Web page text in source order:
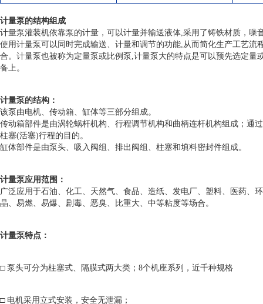
计量泵的结构组成
计量泵灌装机依靠泵的计量，可以计量并输送液体,采用了铸铁材质，
使用计量泵可以同时完成输送、计量和调节的功能,从而简化生产工艺
合。计量泵也被称为定量泵或比例泵,计量泵大的特点是可以预先选定
备上。
计量泵的结构：
该泵由电机、传动箱、缸体等三部分组成。
传动箱部件是由涡轮蜗杆机构、行程调节机构和曲柄连杆机构组成；通
柱塞(活塞)行程的目的。
缸体部件是由泵头、吸入阀组、排出阀组、柱塞和填料密封件组成。
计量泵应用范围：
广泛应用于石油、化工、天然气、食品、造纸、发电厂、塑料、医药、
晶、易燃、易爆、剧毒、恶臭、比重大、中等粘度等场合。
计量泵特点：
□ 泵头可分为柱塞式、隔膜式两大类；8个机座系列，近千种规格
□ 电机采用立式安装，安全无泄漏；